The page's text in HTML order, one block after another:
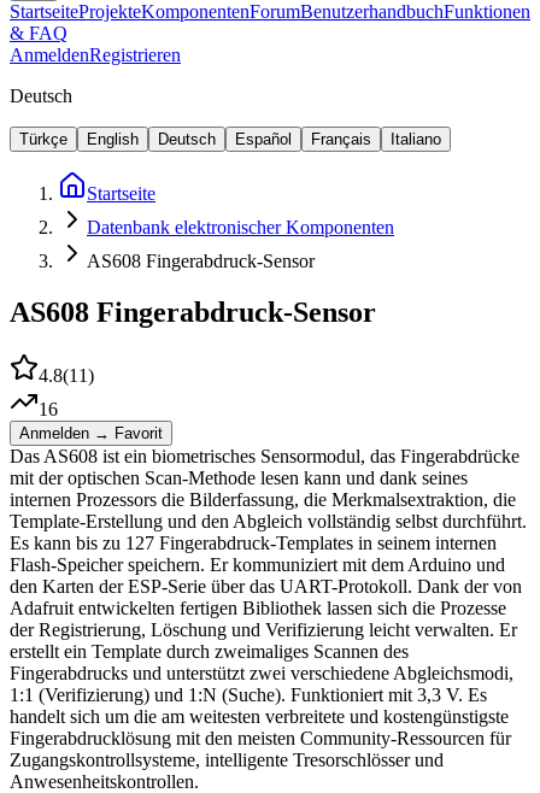
StartseiteProjekteKomponentenForumBenutzerhandbuchFunktionen
& FAQ
AnmeldenRegistrieren
Deutsch
Türkçe English Deutsch Español Français Italiano
Startseite
Datenbank elektronischer Komponenten
AS608 Fingerabdruck-Sensor
AS608 Fingerabdruck-Sensor
4.8(11)
16
Anmelden → Favorit
Das AS608 ist ein biometrisches Sensormodul, das Fingerabdrücke
mit der optischen Scan-Methode lesen kann und dank seines
internen Prozessors die Bilderfassung, die Merkmalsextraktion, die
Template-Erstellung und den Abgleich vollständig selbst durchführt.
Es kann bis zu 127 Fingerabdruck-Templates in seinem internen
Flash-Speicher speichern. Er kommuniziert mit dem Arduino und
den Karten der ESP-Serie über das UART-Protokoll. Dank der von
Adafruit entwickelten fertigen Bibliothek lassen sich die Prozesse
der Registrierung, Löschung und Verifizierung leicht verwalten. Er
erstellt ein Template durch zweimaliges Scannen des
Fingerabdrucks und unterstützt zwei verschiedene Abgleichsmodi,
1:1 (Verifizierung) und 1:N (Suche). Funktioniert mit 3,3 V. Es
handelt sich um die am weitesten verbreitete und kostengünstigste
Fingerabdrucklösung mit den meisten Community-Ressourcen für
Zugangskontrollsysteme, intelligente Tresorschlösser und
Anwesenheitskontrollen.